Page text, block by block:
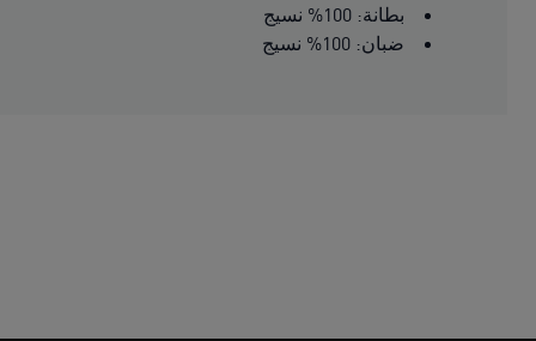
بطانة: 100% نسيج
ضبان: 100% نسيج